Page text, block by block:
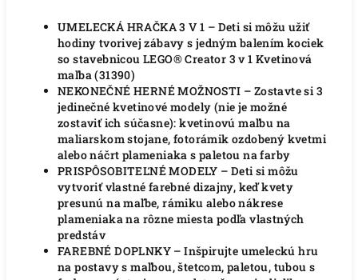
UMELECKÁ HRAČKA 3 V 1 – Deti si môžu užiť
hodiny tvorivej zábavy s jedným balením kociek
so stavebnicou LEGO® Creator 3 v 1 Kvetinová
maľba (31390)
NEKONEČNÉ HERNÉ MOŽNOSTI – Zostavte si 3
jedinečné kvetinové modely (nie je možné
zostaviť ich súčasne): kvetinovú maľbu na
maliarskom stojane, fotorámik ozdobený kvetmi
alebo náčrt plameniaka s paletou na farby
PRISPÔSOBITEĽNÉ MODELY – Deti si môžu
vytvoriť vlastné farebné dizajny, keď kvety
presunú na maľbe, rámiku alebo nákrese
plameniaka na rôzne miesta podľa vlastných
predstáv
FAREBNÉ DOPLNKY – Inšpirujte umeleckú hru
na postavy s maľbou, štetcom, paletou, tubou s